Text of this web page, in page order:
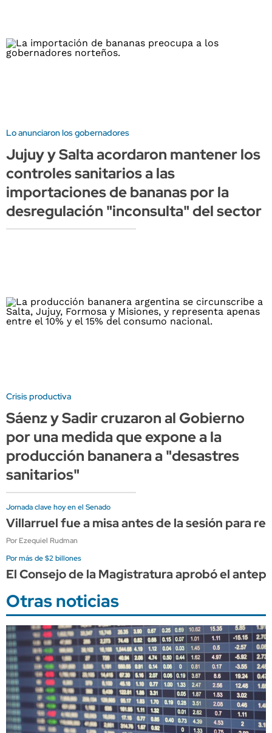
Lo anunciaron los gobernadores
Jujuy y Salta acordaron mantener los
controles sanitarios a las
importaciones de bananas por la
desregulación "inconsulta" del sector
Crisis productiva
Sáenz y Sadir cruzaron al Gobierno
por una medida que expone a la
producción bananera a "desastres
sanitarios"
Jornada clave hoy en el Senado
Villarruel fue a misa antes de la sesión para
Por Ezequiel Rudman
Por más de $2 billones
El Consejo de la Magistratura aprobó el
Otras noticias